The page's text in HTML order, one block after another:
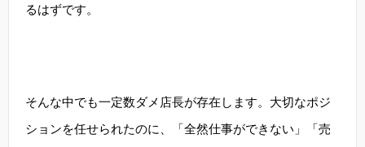
るはずです。
そんな中でも一定数ダメ店長が存在します。大切なポジ
ションを任せられたのに、「全然仕事ができない」「売